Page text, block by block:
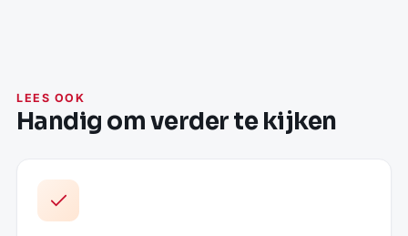
LEES OOK
Handig om verder te kijken